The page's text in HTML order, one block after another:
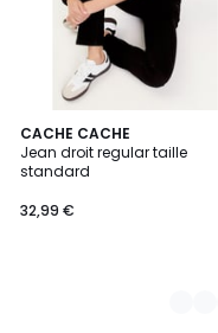
CACHE CACHE
Jean droit regular taille
standard
32,99 €
3
Couleurs